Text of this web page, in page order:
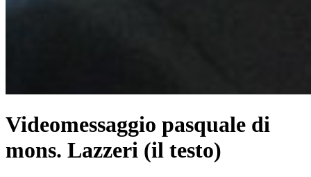
Videomessaggio pasquale di
mons. Lazzeri (il testo)